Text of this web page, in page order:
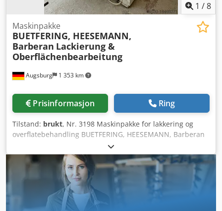
1 /8
Augsburg 1 353 km
Maskinpakke
BUETFERING, HEESEMANN,
Barberan Lackierung &
Oberflächenbearbeitung
Prisinformasjon Ring
Tilstand: brukt, Nr. 3198 Maskinpakke for lakkering og
overflatebehandling BUETFERING, HEESEMANN, Barberan
Brukt Består av: - Bredbåndslipemaskin BUETFERING
Classic 313 - QCE - UV-lakkrulle Barberan BRB - 1400 -
Tørkekanal Barberan HOK - 14/2 - Lakkslipemaskin
HEESEMANN FGA 8 - Avsugsanlegg Schuko Vacomat S/N
25/45 Tekniske data: - Bredbåndslipemaskin BUETFERING
Classic 313 - QCE Brukt, årgang 2000 Slipingsbredde 1350
mm Slipbåndbredde tverrbånd 150 mm Slipbåndlengde